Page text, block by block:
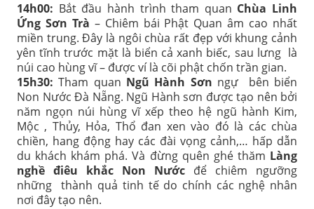
14h00: Bắt đầu hành trình tham quan Chùa Linh
Ứng Sơn Trà – Chiêm bái Phật Quan âm cao nhất
miền trung. Đây là ngôi chùa rất đẹp với khung cảnh
yên tĩnh trước mặt là biển cả xanh biếc, sau lưng là
núi cao hùng vĩ – được ví là cõi phật chốn trần gian.
15h30: Tham quan Ngũ Hành Sơn ngự bên biển
Non Nước Đà Nẵng. Ngũ Hành sơn được tạo nên bởi
năm ngọn núi hùng vĩ xếp theo hệ ngũ hành Kim,
Mộc , Thủy, Hỏa, Thổ đan xen vào đó là các chùa
chiền, hang động hay các đài vọng cảnh,… hấp dẫn
du khách khám phá. Và đừng quên ghé thăm Làng
nghề điêu khắc Non Nước để chiêm ngưỡng
những thành quả tinh tế do chính các nghệ nhân
nơi đây tạo nên.